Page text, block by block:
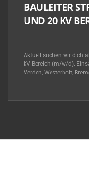
BAULEITER
UND 20 KV
Aktuell suchen wir dich
kV Bereich (m/w/d).
Verden, Westerholt,